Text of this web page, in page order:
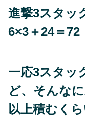
進撃3スタッ
6×3＋24＝72
一応3スタッ
ど、そんな
以上積むく